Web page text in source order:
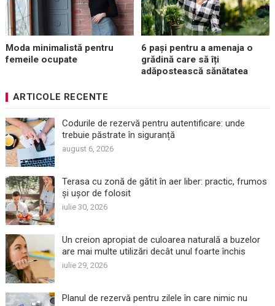
Moda minimalistă pentru
femeile ocupate
6 pași pentru a amenaja o
grădină care să îți
adăpostească sănătatea
ARTICOLE RECENTE
Codurile de rezervă pentru autentificare: unde
trebuie păstrate în siguranță
august 6, 2026
Terasa cu zonă de gătit în aer liber: practic, frumos
și ușor de folosit
iulie 30, 2026
Un creion apropiat de culoarea naturală a buzelor
are mai multe utilizări decât unul foarte închis
iulie 29, 2026
Planul de rezervă pentru zilele în care nimic nu